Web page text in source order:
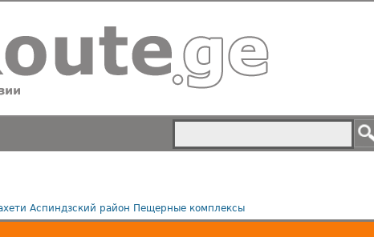
Аспиндзский район Пещерные комплексы